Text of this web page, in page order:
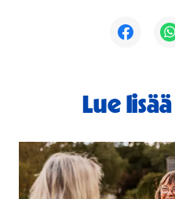
Avautuu
Lue